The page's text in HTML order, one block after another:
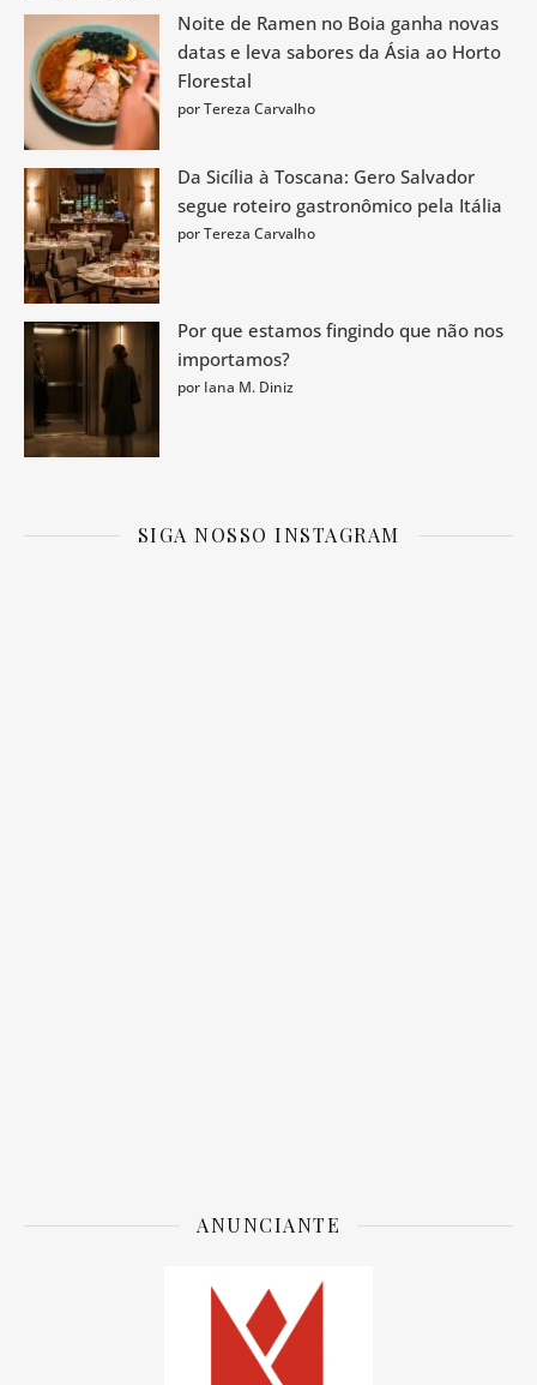
Noite de Ramen no Boia ganha novas
datas e leva sabores da Ásia ao Horto
Florestal
por Tereza Carvalho
Da Sicília à Toscana: Gero Salvador
segue roteiro gastronômico pela Itália
por Tereza Carvalho
Por que estamos fingindo que não nos
importamos?
por Iana M. Diniz
SIGA NOSSO INSTAGRAM
ANUNCIANTE